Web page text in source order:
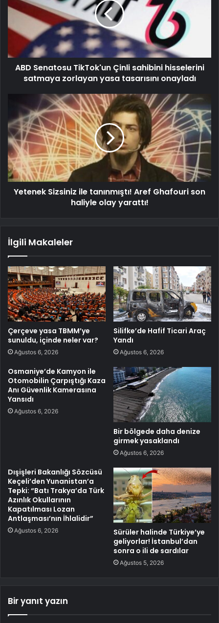
ABD Senatosu TikTok'un Çinli sahibini hisselerini
satmaya zorlayan yasa tasarısını onayladı
Yetenek Sizsiniz ile tanınmıştı! Aref Ghafouri son
haliyle olay yarattı!
İlgili Makaleler
Çerçeve yasa TBMM’ye
sunuldu, içinde neler var?
Ağustos 6, 2026
Silifke’de Hafif Ticari Araç
Yandı
Ağustos 6, 2026
Osmaniye’de Kamyon ile
Otomobilin Çarpıştığı Kaza
Anı Güvenlik Kamerasına
Yansıdı
Ağustos 6, 2026
Bir bölgede daha denize
girmek yasaklandı
Ağustos 6, 2026
Dışişleri Bakanlığı Sözcüsü
Keçeli’den Yunanistan’a
Tepki: “Batı Trakya’da Türk
Azınlık Okullarının
Kapatılması Lozan
Antlaşması’nın İhlalidir”
Ağustos 6, 2026
Sürüler halinde Türkiye’ye
geliyorlar! İstanbul’dan
sonra o ili de sardılar
Ağustos 5, 2026
Bir yanıt yazın